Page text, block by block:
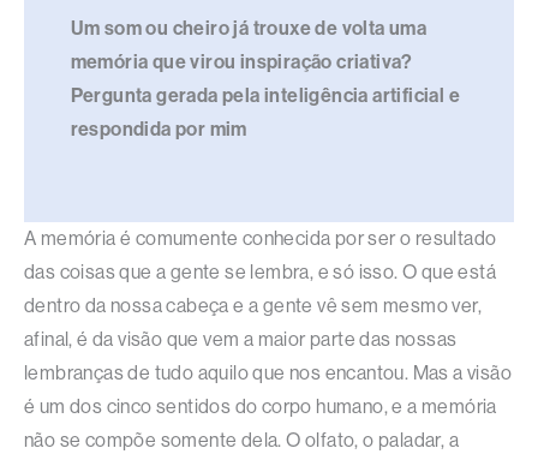
Um som ou cheiro já trouxe de volta uma
memória que virou inspiração criativa?
Pergunta gerada pela inteligência artificial e
respondida por mim
A memória é comumente conhecida por ser o resultado
das coisas que a gente se lembra, e só isso. O que está
dentro da nossa cabeça e a gente vê sem mesmo ver,
afinal, é da visão que vem a maior parte das nossas
lembranças de tudo aquilo que nos encantou. Mas a visão
é um dos cinco sentidos do corpo humano, e a memória
não se compõe somente dela. O olfato, o paladar, a